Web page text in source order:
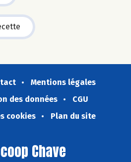
Mentions légales
des données
CGU
cookies
Plan du site
Chave